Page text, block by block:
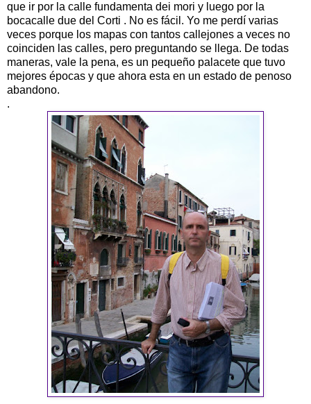
que ir por la calle fundamenta dei mori y luego por la
bocacalle due del Corti . No es fácil. Yo me perdí varias
veces porque los mapas con tantos callejones a veces no
coinciden las calles, pero preguntando se llega. De todas
maneras, vale la pena, es un pequeño palacete que tuvo
mejores épocas y que ahora esta en un estado de penoso
abandono.
.